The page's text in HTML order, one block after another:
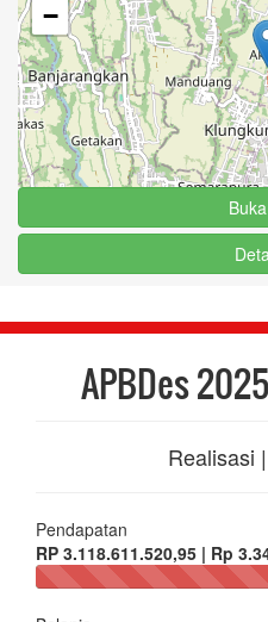
−
APBDes
Realisasi
Pendapatan
RP 3.118.611.520,95 | Rp